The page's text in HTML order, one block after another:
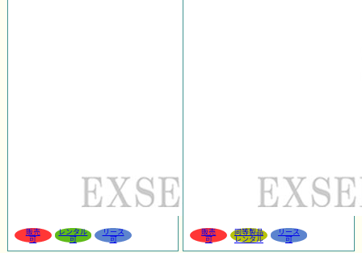
販売
可
レンタル
可
リース
可
販売
可
同等製品
レンタル
リース
可